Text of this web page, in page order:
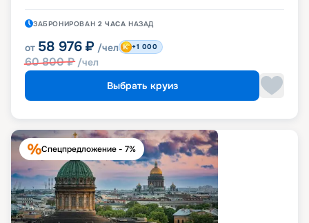
ЗАБРОНИРОВАН 2 ЧАСА НАЗАД
от 58 976 ₽ /чел
60 800₽ /чел
+1 000
Выбрать круиз
Спецпредложение - 7%